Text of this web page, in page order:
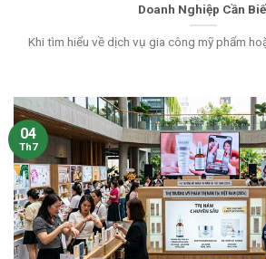
Doanh Nghiệp Cần
Khi tìm hiểu về dịch vụ gia công mỹ phẩm
04
Th7